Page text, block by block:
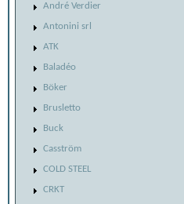
André Verdier
Antonini srl
ATK
Baladéo
Böker
Brusletto
Buck
Casström
COLD STEEL
CRKT